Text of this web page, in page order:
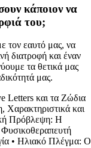
κάποιον να
του;
τον εαυτό μας, να
διατροφή και έναν
τα θετικά μας
μας.
Letters και τα Ζώδια
και
Πρόβλεψη: Η
• Ηλιακό Πλέγμα: Ο